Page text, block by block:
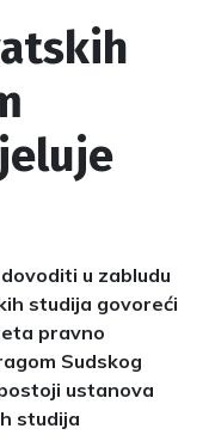
u zabludu
studija govoreći
pravno
Sudskog
ustanova
studija